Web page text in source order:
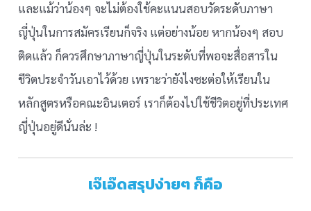
และแม้ว่าน้องๆ จะไม่ต้องใช้คะแนนสอบวัดระดับภาษา
ญี่ปุ่นในการสมัครเรียนก็จริง แต่อย่างน้อย หากน้องๆ สอบ
ติดแล้ว ก็ควรศึกษาภาษาญี่ปุ่นในระดับที่พอจะสื่อสารใน
ชีวิตประจำวันเอาไว้ด้วย เพราะว่ายังไงซะต่อให้เรียนใน
หลักสูตรหรือคณะอินเตอร์ เราก็ต้องไปใช้ชีวิตอยู่ที่ประเทศ
ญี่ปุ่นอยู่ดีนั่นล่ะ !
เจ๊เอ๊ดสรุปง่ายๆ ก็คือ